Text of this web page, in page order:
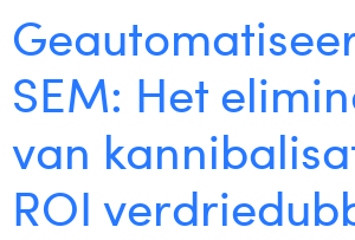
Dhan Claes
Diane Tremouroux
Edouard Polet
Eliott Pousset
Digital Business Intern
SEM: Het
van
ROI